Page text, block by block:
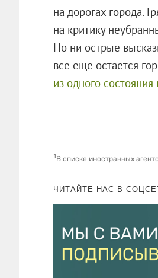
на дорогах города.
на критику
Но ни острые
все еще остается
из одного состояния
1В списке иностранных
ЧИТАЙТЕ НАС В